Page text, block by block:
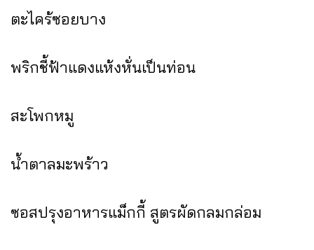
ตะไคร้ซอยบาง
พริกชี้ฟ้าแดงแห้งหั่นเป็นท่อน
สะโพกหมู
น้ำตาลมะพร้าว
ซอสปรุงอาหารแม็กกี้ สูตรผัดกลมกล่อม